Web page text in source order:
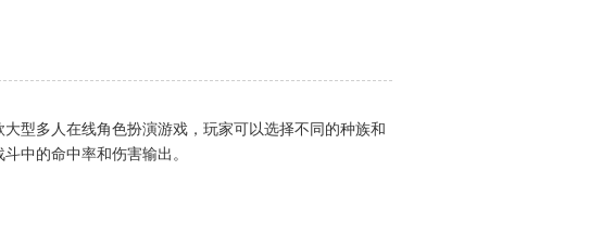
型多人在线角色扮演游戏，玩家可以选择不同的种族和
中的命中率和伤害输出。